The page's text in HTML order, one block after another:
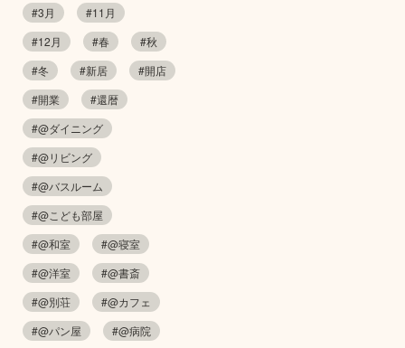
#3月
#11月
#12月
#春
#秋
#冬
#新居
#開店
#開業
#還暦
#@ダイニング
#@リビング
#@バスルーム
#@こども部屋
#@和室
#@寝室
#@洋室
#@書斎
#@別荘
#@カフェ
#@パン屋
#@病院